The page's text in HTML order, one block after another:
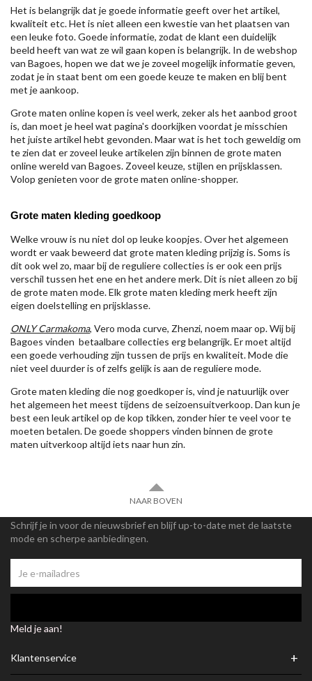
Het is belangrijk dat je goede informatie geeft over het artikel,
kwaliteit etc. Het is niet alleen een kwestie van het plaatsen van
een leuke foto. Goede informatie, zodat de klant een duidelijk
beeld heeft van wat ze wil gaan kopen is belangrijk. In de webshop
van Bagoes, hopen we dat we je zoveel mogelijk informatie geven,
zodat je in staat bent om een goede keuze te maken en blij bent
met je aankoop.
Grote maten online kopen is veel werk, zeker als het aanbod groot
is, dan moet je heel wat pagina's doorkijken voordat je misschien
het juiste artikel hebt gevonden. Maar wat is het toch geweldig om
te zien dat er zoveel leuke artikelen zijn binnen de grote maten
online wereld van Bagoes. Zoveel keuze, stijlen en prijsklassen.
Volop genieten voor de grote maten online-shopper.
Grote maten kleding goedkoop
Welke vrouw is nu niet dol op leuke koopjes. Over het algemeen
wordt er vaak beweerd dat grote maten kleding prijzig is. Soms is
dit ook wel zo, maar bij de reguliere collecties is er ook een prijs
verschil tussen het ene en het andere merk. Dit is niet alleen zo bij
de grote maten mode. Elk grote maten kleding merk heeft zijn
eigen doelstelling en prijsklasse.
ONLY Carmakoma, Vero moda curve, Zhenzi, noem maar op. Wij bij
Bagoes vinden betaalbare collecties erg belangrijk. Er moet altijd
een goede verhouding zijn tussen de prijs en kwaliteit. Mode die
niet veel duurder is of zelfs gelijk is aan de reguliere mode.
Grote maten kleding die nog goedkoper is, vind je natuurlijk over
het algemeen het meest tijdens de seizoensuitverkoop. Dan kun je
best een leuk artikel op de kop tikken, zonder hier te veel voor te
moeten betalen. De goede shoppers vinden binnen de grote
maten uitverkoop altijd iets naar hun zin.
NAAR BOVEN
Schrijf je in voor de nieuwsbrief en blijf up-to-date met de laatste
mode en scherpe aanbiedingen.
Meld je aan!
Klantenservice +